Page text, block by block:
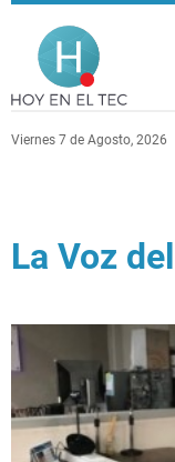
Pasar al contenido
Viernes 7 de Agosto, 2026
La Voz